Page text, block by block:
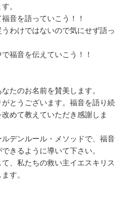
。
音を語っていこう！！
わけではないので気にせず語っ
福音を伝えていこう！！
たのお名前を賛美します。
とうございます。福音を語り続
めて教えていただき感謝しま
デンルール・メソッドで、福音
きるように導いて下さい。
、私たちの救い主イエスキリス
す。